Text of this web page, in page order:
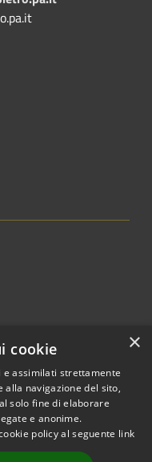
© 2026 • Comune di
Bompietro • Powered by
×
cookie
e assimilati strettamente
alla navigazione del sito,
solo fine di elaborare
e anonime.
policy al seguente link